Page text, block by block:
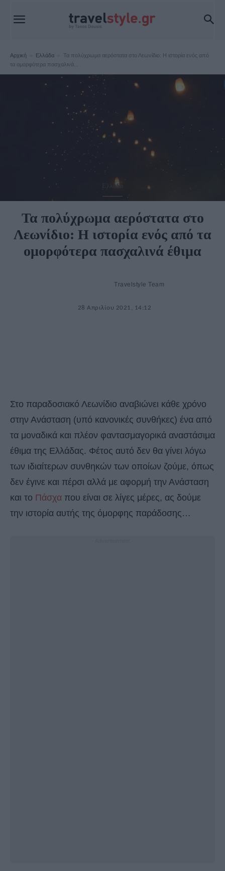
Αρχική Ελλάδα
Τα πολύχρωμα αερόστατα στο Λεωνίδιο: Η ιστορία ενός από
τα ομορφότερα πασχαλινά...
Ελλάδα
Τα πολύχρωμα αερόστατα στο
Λεωνίδιο: Η ιστορία ενός από τα
ομορφότερα πασχαλινά έθιμα
Travelstyle Team
28 Απριλίου 2021, 14:12
Στο παραδοσιακό Λεωνίδιο αναβιώνει κάθε χρόνο
στην Ανάσταση (υπό κανονικές συνθήκες) ένα από
τα μοναδικά και πλέον φαντασμαγορικά αναστάσιμα
έθιμα της Ελλάδας. Φέτος αυτό δεν θα γίνει λόγω
των ιδιαίτερων συνθηκών των οποίων ζούμε, όπως
δεν έγινε και πέρσι αλλά με αφορμή την Ανάσταση
και το Πάσχα που είναι σε λίγες μέρες, ας δούμε
την ιστορία αυτής της όμορφης παράδοσης…